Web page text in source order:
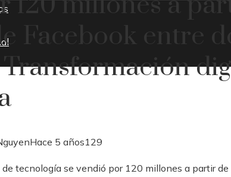
Facebook entre
Hace 5 años129